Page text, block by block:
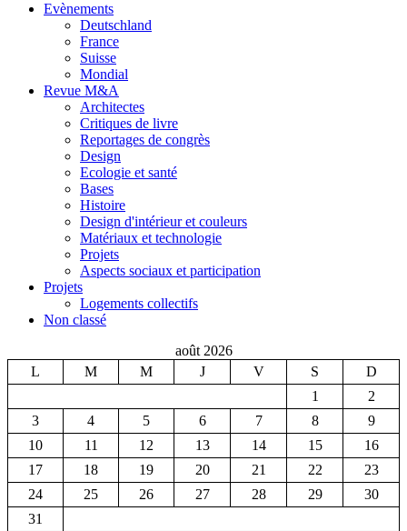
Evènements
Deutschland
France
Suisse
Mondial
Revue M&A
Architectes
Critiques de livre
Reportages de congrès
Design
Ecologie et santé
Bases
Histoire
Design d'intérieur et couleurs
Matériaux et technologie
Projets
Aspects sociaux et participation
Projets
Logements collectifs
Non classé
août 2026
L
M M J V S
D
1
2
3
4 5 6 7 8
9
10
11 12 13 14 15
16
17
18 19 20 21 22
23
24
25 26 27 28 29
30
31